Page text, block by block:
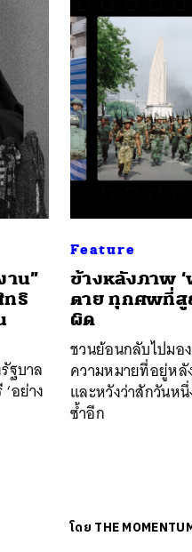
าน”
ทธิ
ฐบาล
อย่าง
Feature
ข้างหลังภาพ
ตาย ทุกศพที่สู
ผิด
ชวนย้อนกลับไปมอ
ความหมายที่อยู่หลั
และหวังว่าสักวันห
ซ้ำอีก
โดย THE